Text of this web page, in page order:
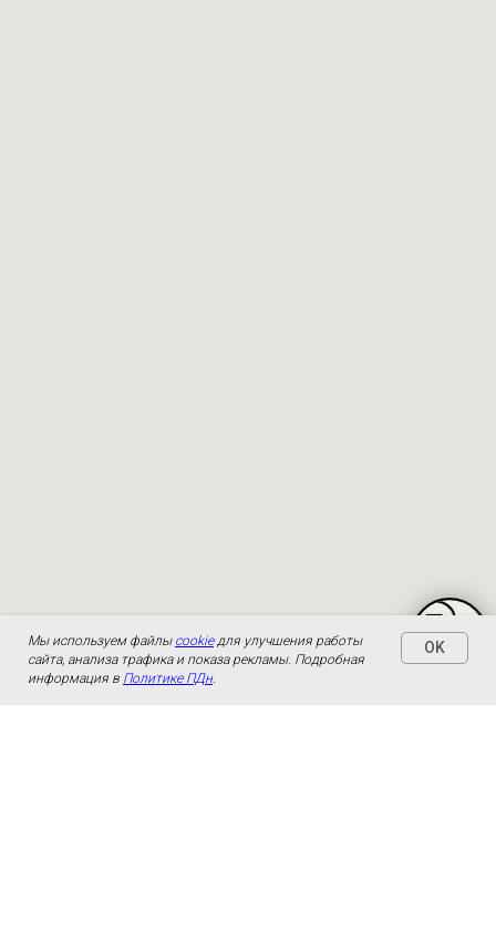
Мы используем файлы cookieдля улучшения работы
сайта, анализа трафика и показа рекламы. Подробная
информация в Политике ПДн.
OK